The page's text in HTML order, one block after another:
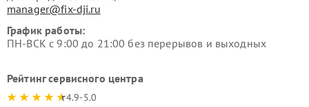
manager@fix-dji.ru
График работы:
ПН-ВСК с 9:00 до 21:00 без перерывов и выходных
Рейтинг сервисного центра
4.9-5.0